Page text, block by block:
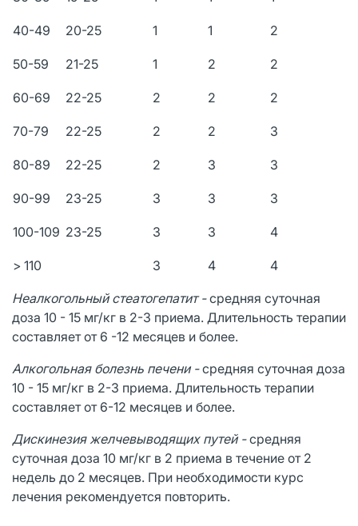
40-49 20-25 1 1 2
50-59 21-25 1 2 2
60-69 22-25 2 2 2
70-79 22-25 2 2 3
80-89 22-25 2 3 3
90-99 23-25 3 3 3
100-109 23-25 3 3 4
> 110 3 4 4
Неалкогольный стеатогепатит -cредняя суточная
доза 10 - 15 мг/кг в 2-3 приема. Длительность терапии
составляет от 6 -12 месяцев и более.
Алкогольная болезнь печени -cредняя суточная доза
10 - 15 мг/кг в 2-3 приема. Длительность терапии
составляет от 6-12 месяцев и более.
Дискинезия желчевыводящих путей -cредняя
суточная доза 10 мг/кг в 2 приема в течение от 2
недель до 2 месяцев. При необходимости курс
лечения рекомендуется повторить.